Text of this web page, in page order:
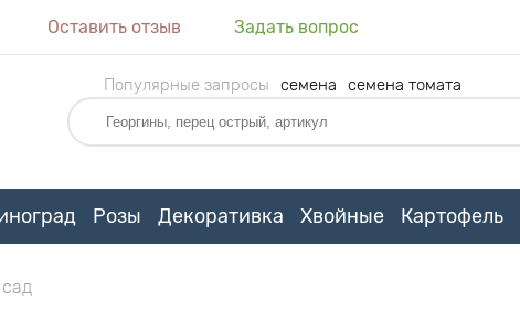
Оставить отзыв Задать вопрос
Популярные запросы семена семена томата
Розы Декоративка Хвойные Картофель